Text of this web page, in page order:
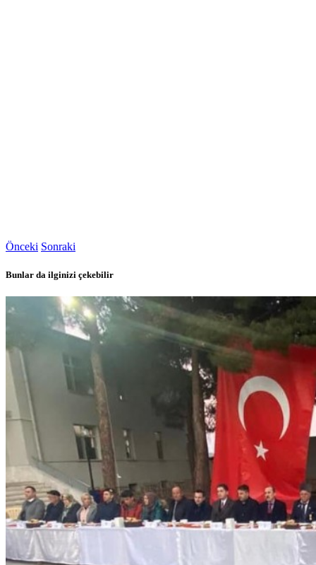
Önceki Sonraki
Bunlar da ilginizi çekebilir